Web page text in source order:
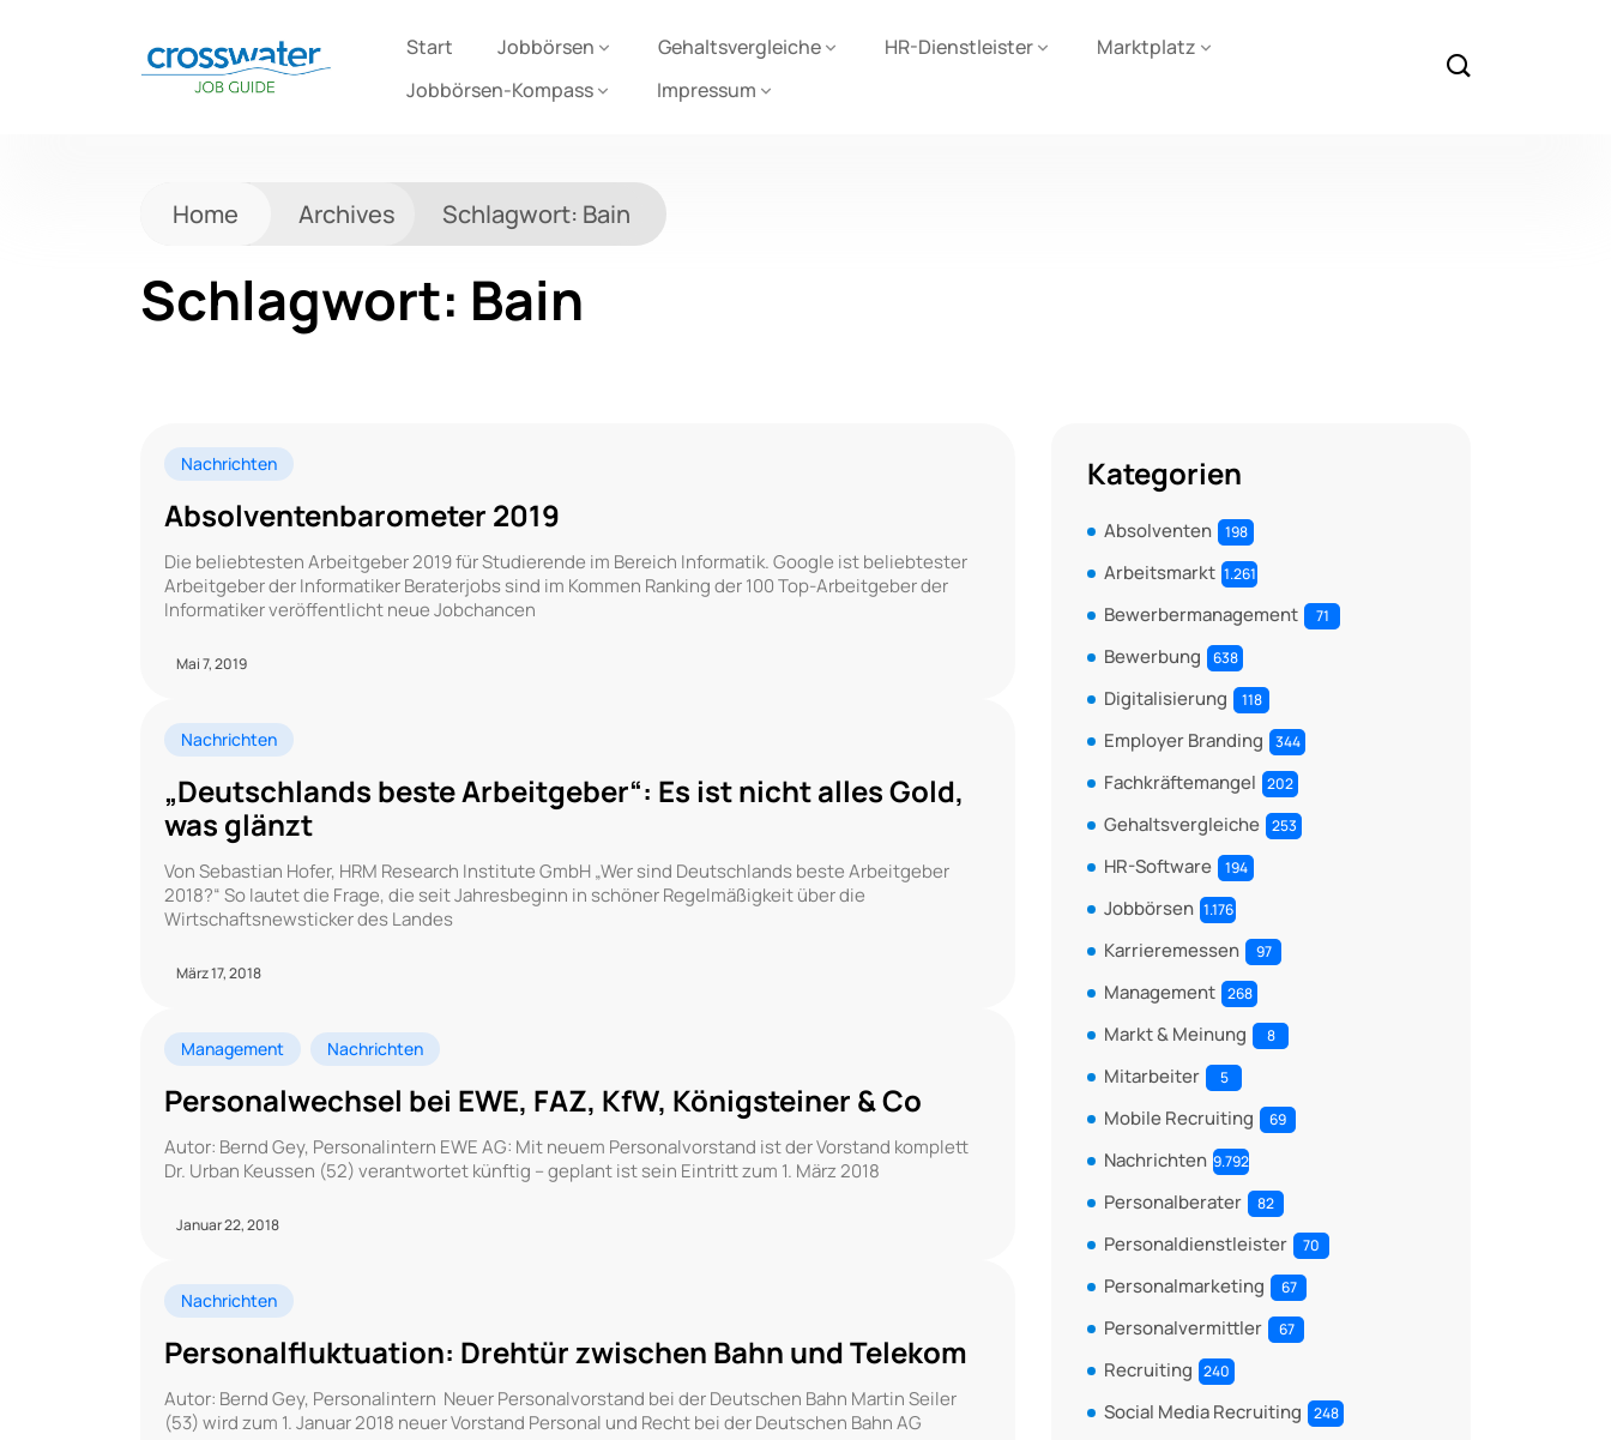
Start Jobbörsen Gehaltsvergleiche HR-Dienstleister
Marktplatz
Jobbörsen-Kompass
Impressum
Home Archives Schlagwort: Bain
Schlagwort: Bain
Nachrichten
Absolventenbarometer 2019
Die beliebtesten Arbeitgeber 2019 für Studierende im Bereich Informatik. Google ist beliebtester
Arbeitgeber der Informatiker Beraterjobs sind im Kommen Ranking der 100 Top-Arbeitgeber der
Informatiker veröffentlicht neue Jobchancen
Mai 7, 2019
Nachrichten
„Deutschlands beste Arbeitgeber“: Es ist nicht alles Gold,
was glänzt
Von Sebastian Hofer, HRM Research Institute GmbH „Wer sind Deutschlands beste Arbeitgeber
2018?“ So lautet die Frage, die seit Jahresbeginn in schöner Regelmäßigkeit über die
Wirtschaftsnewsticker des Landes
März 17, 2018
Management Nachrichten
Personalwechsel bei EWE, FAZ, KfW, Königsteiner & Co
Autor: Bernd Gey, Personalintern EWE AG: Mit neuem Personalvorstand ist der Vorstand komplett
Dr. Urban Keussen (52) verantwortet künftig – geplant ist sein Eintritt zum 1. März 2018
Januar 22, 2018
Nachrichten
Personalfluktuation: Drehtür zwischen Bahn und Telekom
Autor: Bernd Gey, Personalintern Neuer Personalvorstand bei der Deutschen Bahn Martin Seiler
(53) wird zum 1. Januar 2018 neuer Vorstand Personal und Recht bei der Deutschen Bahn AG
Kategorien
Absolventen 198
Arbeitsmarkt 1.261
Bewerbermanagement 71
Bewerbung 638
Digitalisierung 118
Employer Branding 344
Fachkräftemangel 202
Gehaltsvergleiche 253
HR-Software 194
Jobbörsen 1.176
Karrieremessen 97
Management 268
Markt & Meinung 8
Mitarbeiter 5
Mobile Recruiting 69
Nachrichten 9.792
Personalberater 82
Personaldienstleister 70
Personalmarketing 67
Personalvermittler 67
Recruiting 240
Social Media Recruiting 248